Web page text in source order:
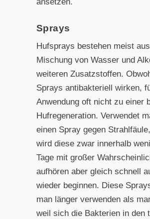
Sprays
Hufsprays bestehen meist
Mischung von Wasser und
weiteren Zusatzstoffen.
Sprays antibakteriell wirken,
Anwendung oft nicht zu einer
Hufregeneration. Verwendet
einen Spray gegen
wird diese zwar innerhalb
Tage mit großer
aufhören aber gleich schnell
wieder beginnen. Diese
man länger verwenden als
weil sich die Bakterien in den